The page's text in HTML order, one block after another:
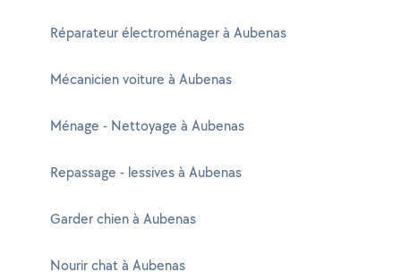
Réparateur électroménager à Aubenas
Mécanicien voiture à Aubenas
Ménage - Nettoyage à Aubenas
Repassage - lessives à Aubenas
Garder chien à Aubenas
Nourir chat à Aubenas